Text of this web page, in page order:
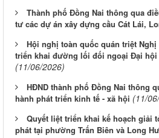
Thành phố Đồng Nai thông qua
tư các dự án xây dựng cầu Cát Lái,
Hội nghị toàn quốc quán triệt Nghị
triển khai đường lối đối ngoại Đại hội
(11/06/2026)
HĐND thành phố Đồng Nai thông
hành phát triển kinh tế - xã hội (11/
Quyết liệt triển khai kế hoạch giải
phát tại phường Trấn Biên và Long